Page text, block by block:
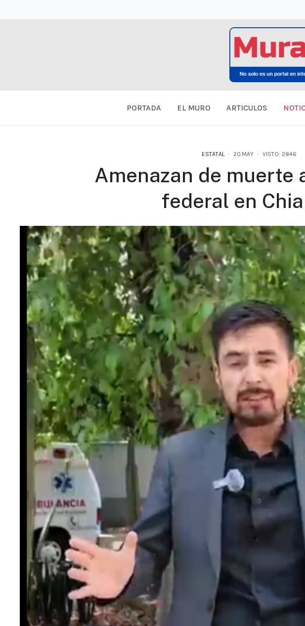
PORTADA EL MURO ARTICULOS
ESTATAL 20.MAY VISTO: 2846
Amenazan de muerte
federal en